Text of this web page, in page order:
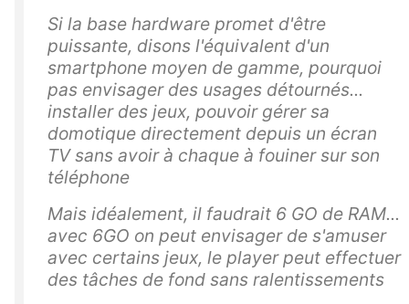
Si la base hardware promet d'être
puissante, disons l'équivalent d'un
smartphone moyen de gamme, pourquoi
pas envisager des usages détournés...
installer des jeux, pouvoir gérer sa
domotique directement depuis un écran
TV sans avoir à chaque à fouiner sur son
téléphone
Mais idéalement, il faudrait 6 GO de RAM...
avec 6GO on peut envisager de s'amuser
avec certains jeux, le player peut effectuer
des tâches de fond sans ralentissements